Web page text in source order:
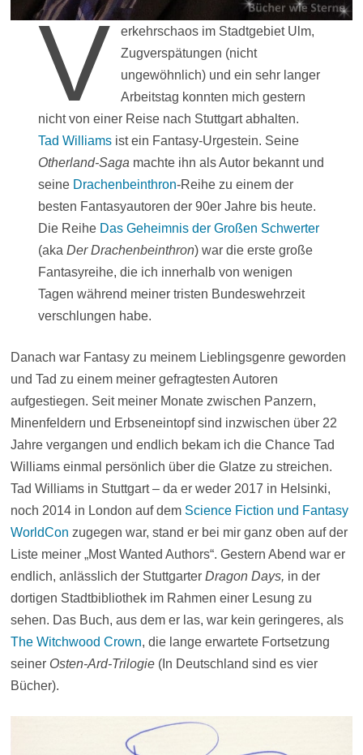
V
erkehrschaos im Stadtgebiet Ulm,
Zugverspätungen (nicht
ungewöhnlich) und ein sehr langer
Arbeitstag konnten mich gestern
nicht von einer Reise nach Stuttgart abhalten.
Tad Williamsist ein Fantasy-Urgestein. Seine
Otherland-Saga machte ihn als Autor bekannt und
seine Drachenbeinthron-Reihe zu einem der
besten Fantasyautoren der 90er Jahre bis heute.
Die Reihe Das Geheimnis der Großen Schwerter
(aka Der Drachenbeinthron) war die erste große
Fantasyreihe, die ich innerhalb von wenigen
Tagen während meiner tristen Bundeswehrzeit
verschlungen habe.
Danach war Fantasy zu meinem Lieblingsgenre geworden
und Tad zu einem meiner gefragtesten Autoren
aufgestiegen. Seit meiner Monate zwischen Panzern,
Minenfeldern und Erbseneintopf sind inzwischen über 22
Jahre vergangen und endlich bekam ich die Chance Tad
Williams einmal persönlich über die Glatze zu streichen.
Tad Williams in Stuttgart – da er weder 2017 in Helsinki,
noch 2014 in London auf dem Science Fiction und Fantasy
WorldCon zugegen war, stand er bei mir ganz oben auf der
Liste meiner „Most Wanted Authors“. Gestern Abend war er
endlich, anlässlich der Stuttgarter Dragon Days, in der
dortigen Stadtbibliothek im Rahmen einer Lesung zu
sehen. Das Buch, aus dem er las, war kein geringeres, als
The Witchwood Crown, die lange erwartete Fortsetzung
seiner Osten-Ard-Trilogie(In Deutschland sind es vier
Bücher).